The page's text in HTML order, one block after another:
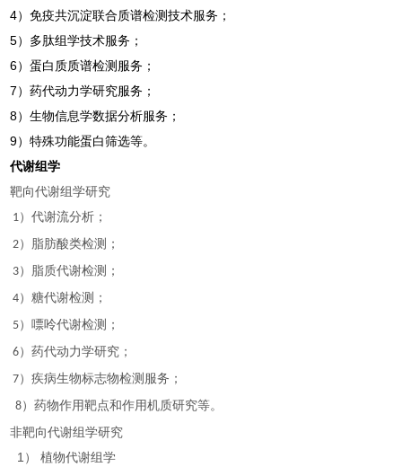
4）免疫共沉淀联合质谱检测技术服务；
5）多肽组学技术服务；
6）蛋白质质谱检测服务；
7）药代动力学研究服务；
8）生物信息学数据分析服务；
9）特殊功能蛋白筛选等。
代谢组学
靶向代谢组学研究
1）代谢流分析；
2）脂肪酸类检测；
3）脂质代谢检测；
4）糖代谢检测；
5）嘌呤代谢检测；
6）药代动力学研究；
7）疾病生物标志物检测服务；
8）药物作用靶点和作用机质研究等。
非靶向代谢组学研究
1） 植物代谢组学